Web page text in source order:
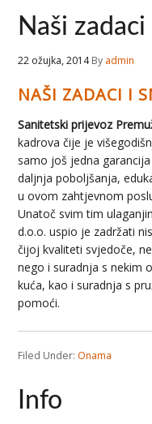
Naši
22 ožujka, 2014By admin
NAŠI ZADACI I
Sanitetski prijevoz
kadrova čije je
samo još jedna
daljnja poboljšanja,
u ovom zahtjevnom
Unatoč svim tim
d.o.o. uspio je zadržati
čijoj kvaliteti svjedoče,
nego i suradnja s nekim
kuća, kao i suradnja s
pomoći.
Filed Under: Onama
Info